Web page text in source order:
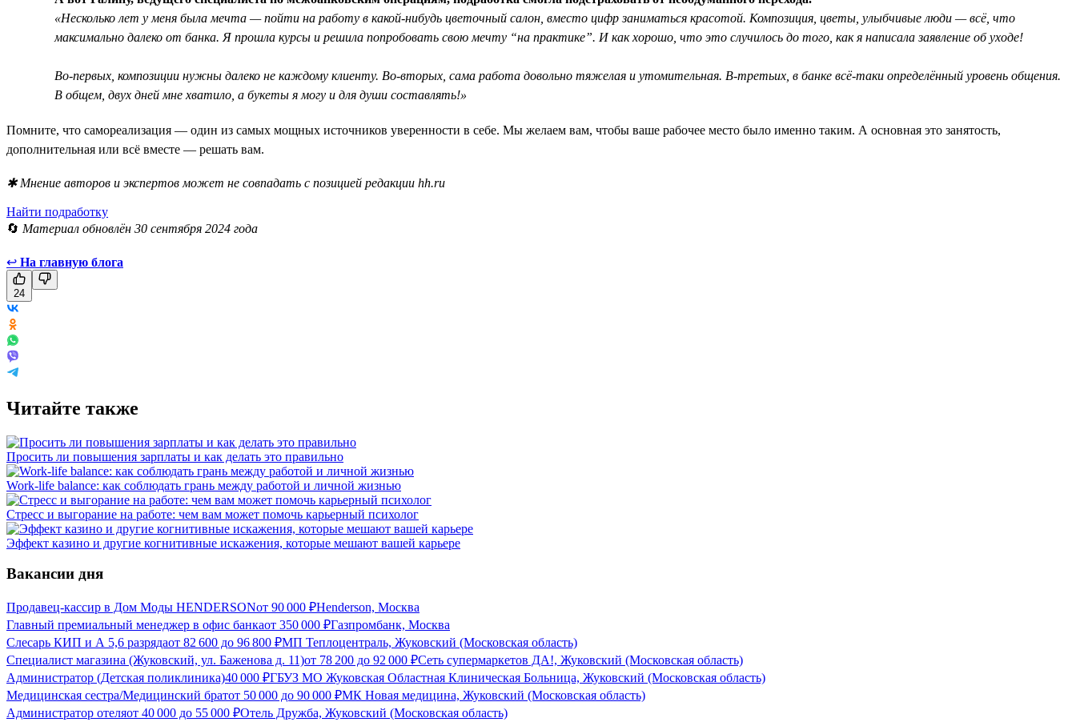
«Несколько лет у меня была мечта — пойти на работу в какой-нибудь цветочный салон, вместо цифр заниматься красотой. Композиция, цветы, улыбчивые люди — всё, что
максимально далеко от банка. Я прошла курсы и решила попробовать свою мечту “на практике”. И как хорошо, что это случилось до того, как я написала заявление об уходе!
Во-первых, композиции нужны далеко не каждому клиенту. Во-вторых, сама работа довольно тяжелая и утомительная. В-третьих, в банке всё-таки определённый уровень общения.
В общем, двух дней мне хватило, а букеты я могу и для души составлять!»
Помните, что самореализация — один из самых мощных источников уверенности в себе. Мы желаем вам, чтобы ваше рабочее место было именно таким. А основная это занятость,
дополнительная или всё вместе — решать вам.
✱ Мнение авторов и экспертов может не совпадать с позицией редакции hh.ru
Найти подработку
🔄 Материал обновлён 30 сентября 2024 года
↩ На главную блога
24
Читайте также
Просить ли повышения зарплаты и как делать это правильно
Work-life balance: как соблюдать грань между работой и личной жизнью
Стресс и выгорание на работе: чем вам может помочь карьерный психолог
Эффект казино и другие когнитивные искажения, которые мешают вашей карьере
Вакансии дня
Продавец-кассир в Дом Моды HENDERSONот 90 000 ₽Henderson, Москва
Главный премиальный менеджер в офис банкаот 350 000 ₽Газпромбанк, Москва
Слесарь КИП и А 5,6 разрядаот 82 600 до 96 800 ₽МП Теплоцентраль, Жуковский (Московская область)
Специалист магазина (Жуковский, ул. Баженова д. 11)от 78 200 до 92 000 ₽Сеть супермаркетов ДА!, Жуковский (Московская область)
Администратор (Детская поликлиника)40 000 ₽ГБУЗ МО Жуковская Областная Клиническая Больница, Жуковский (Московская область)
Медицинская сестра/Медицинский братот 50 000 до 90 000 ₽МК Новая медицина, Жуковский (Московская область)
Администратор отеляот 40 000 до 55 000 ₽Отель Дружба, Жуковский (Московская область)